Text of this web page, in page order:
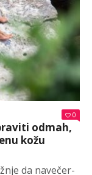
0
odmah,
kožu
da navečer-